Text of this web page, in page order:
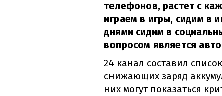
телефонов, растет с
играем в игры, сидим в
днями сидим в
вопросом является
24 канал составил
снижающих заряд
них могут показаться